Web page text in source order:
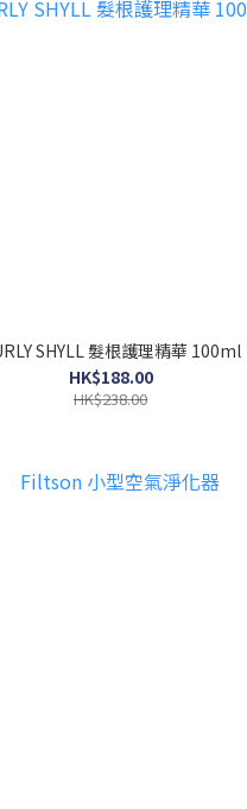
SHYLL 髮根護理精華 100ml
HK$188.00
HK$238.00